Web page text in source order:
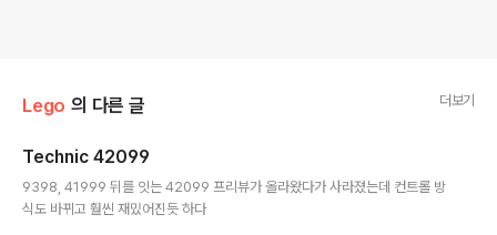
Lego 의 다른 글 더보기
Technic 42099
9398, 41999 뒤를 잇는 42099 프리뷰가 올라왔다가 사라졌는데 컨트롤 방
식도 바뀌고 훨씬 재밌어진듯 하다